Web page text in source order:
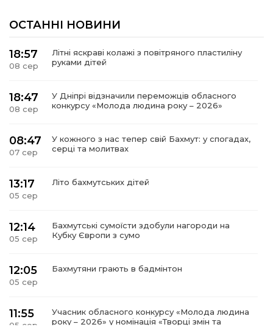
ОСТАННІ НОВИНИ
18:57
08 сер
Літні яскраві колажі з повітряного пластиліну
руками дітей
18:47
08 сер
У Дніпрі відзначили переможців обласного
конкурсу «Молода людина року – 2026»
08:47
07 сер
У кожного з нас тепер свій Бахмут: у спогадах,
серці та молитвах
13:17
05 сер
Літо бахмутських дітей
12:14
05 сер
Бахмутські сумоїсти здобули нагороди на
Кубку Європи з сумо
12:05
05 сер
Бахмутяни грають в бадмінтон
11:55
05 сер
Учасник обласного конкурсу «Молода людина
року – 2026» у номінація «Творці змін та